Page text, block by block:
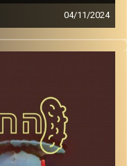
04/11/2024
המערכת הפוליטית על
דוד ופרופסור גלעד